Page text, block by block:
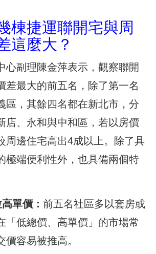
棟捷運聯開宅與周
這麼大？
心副理陳金萍表示，觀察聯開
差最大的前五名，除了第一名
區，其餘四名都在新北市，分
店、永和與中和區，若以房價
周邊住宅高出4成以上。除了具
極端便利性外，也具備兩個特
單價： 前五名社區多以套房或
「低總價、高單價」的市場常
價容易被推高。